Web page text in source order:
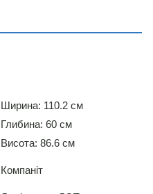
Ширина: 110.2 см
Глибина: 60 см
Висота: 86.6 см
Компаніт